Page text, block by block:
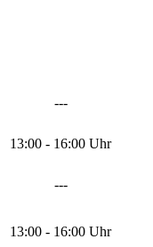
---
13:00 - 16:00 Uhr
---
13:00 - 16:00 Uhr